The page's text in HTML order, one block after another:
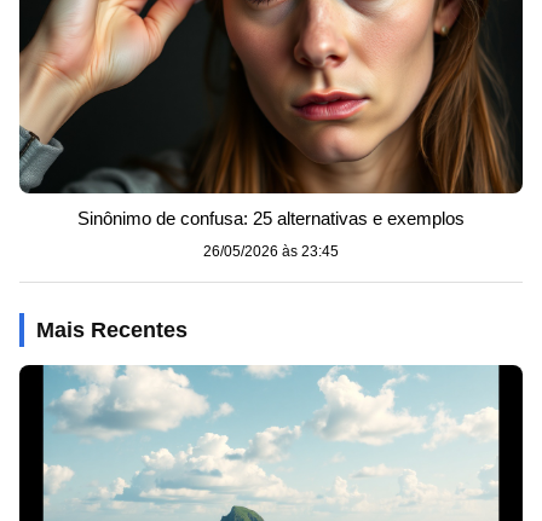
Sinônimo de confusa: 25 alternativas e exemplos
26/05/2026 às 23:45
Mais Recentes